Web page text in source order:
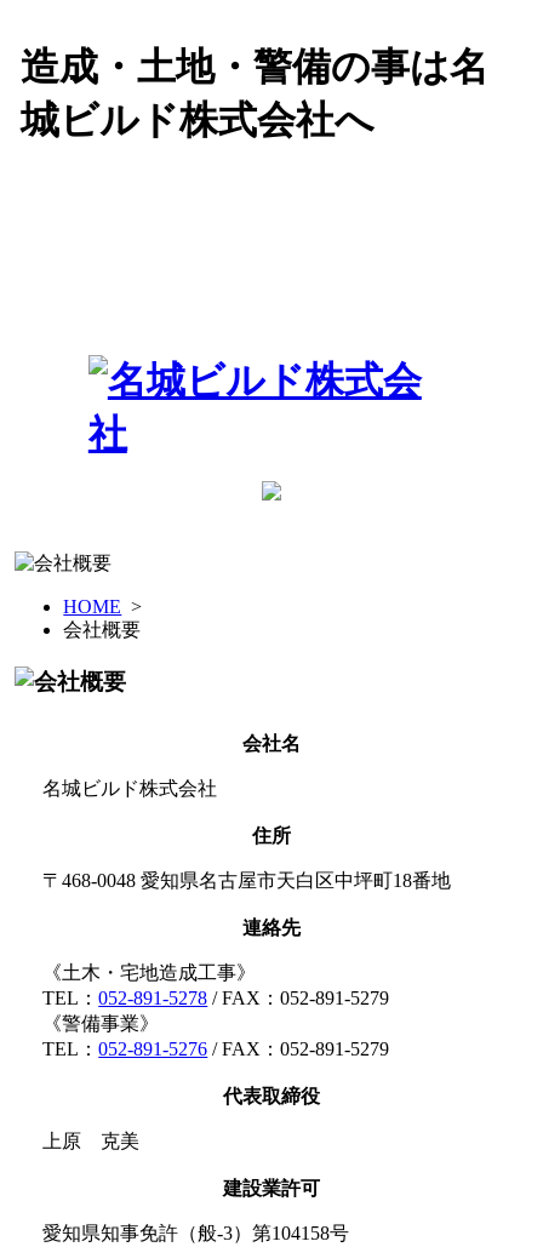
造成・土地・警備の事は名
城ビルド株式会社へ
HOME >
会社概要
会社名
名城ビルド株式会社
住所
〒468-0048 愛知県名古屋市天白区中坪町18番地
連絡先
《土木・宅地造成工事》
TEL：052-891-5278 / FAX：052-891-5279
《警備事業》
TEL：052-891-5276 / FAX：052-891-5279
代表取締役
上原 克美
建設業許可
愛知県知事免許（般-3）第104158号